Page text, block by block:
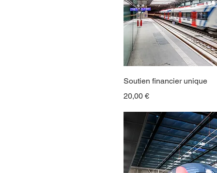
Soutien financier unique
Prix
20,00 €